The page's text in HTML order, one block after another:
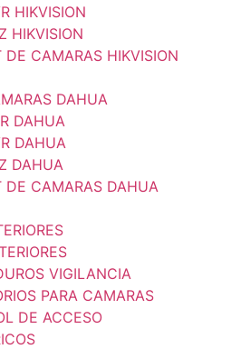
HIKVISION
HIKVISION
DE CAMARAS HIKVISION
DAHUA
DAHUA
DAHUA
DAHUA
DE CAMARAS DAHUA
VIGILANCIA
PARA CAMARAS
DE ACCESO